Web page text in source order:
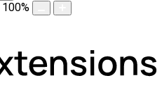
100%